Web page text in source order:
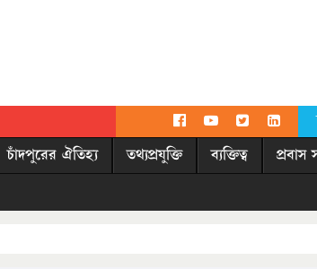
চাঁদপুরের ঐতিহ্য তথ্যপ্রযুক্তি ব্যক্তিত্ব প্রবাস